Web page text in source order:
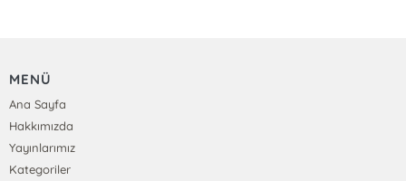
MENÜ
Ana Sayfa
Hakkımızda
Yayınlarımız
Kategoriler